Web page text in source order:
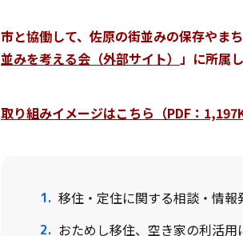
市と協働して、佐原の街並みの保存やま
並みを考える会（外部サイト）
」に所属
取り組みイメージはこちら（PDF：
移住・定住に関する相談・情報
おためし移住、空き家の利活用